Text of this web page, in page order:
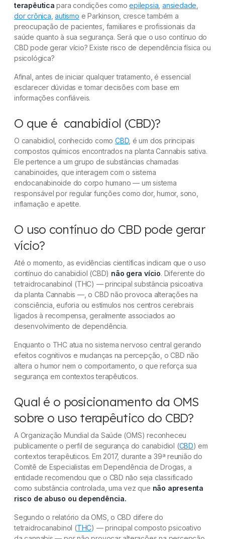
terapêutica para condições comoepilepsia ,ansiedade
dor crônica ,autismo e Parkinson, cresce também a
preocupação de pacientes, familiares e profissionais da
saúde quanto à sua segurança. Será que o uso contínuo do
CBD pode gerar vício? Existe risco de dependência física ou
psicológica?
Afinal, antes de iniciar qualquer tratamento, é essencial
esclarecer dúvidas e tomar decisões com base em
informações confiáveis.
O que é canabidiol (CBD)?
O canabidiol, conhecido como CBD, é um dos principais
compostos químicos encontrados na planta Cannabis sativa.
Ele pertence a um grupo de substâncias chamadas
canabinoides, que interagem com o sistema
endocanabinoide do corpo humano — um sistema
responsável por regular funções como dor, humor, sono,
inflamação e apetite.
O uso contínuo do CBD pode gerar
vício?
Até o momento, as evidências científicas indicam que o uso
contínuo do canabidiol (CBD) não gera vício. Diferente do
tetraidrocanabinol (THC) — principal substância psicoativa
da planta Cannabis —, o CBD não provoca alterações na
consciência, euforia ou estímulos nos centros cerebrais
ligados à recompensa, geralmente associados ao
desenvolvimento de dependência.
Enquanto o THC atua no sistema nervoso central gerando
efeitos cognitivos e mudanças na percepção, o CBD não
altera o humor nem o comportamento, o que reforça sua
segurança em contextos terapêuticos.
Qual é o posicionamento da OMS
sobre o uso terapêutico do CBD?
A Organização Mundial da Saúde (OMS) reconheceu
publicamente o perfil de segurança do canabidiol (CBD) em
contextos terapêuticos. Em 2017, durante a 39ª reunião do
Comitê de Especialistas em Dependência de Drogas, a
entidade recomendou que o CBD não seja classificado
como substância controlada, uma vez que não apresenta
risco de abuso ou dependência.
Segundo o relatório da OMS, o CBD difere do
tetraidrocanabinol (THC) — principal composto psicoativo